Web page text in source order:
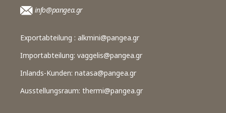
info@pangea.gr
Exportabteilung : alkmini@pangea.gr
Importabteilung: vaggelis@pangea.gr
Inlands-Kunden: natasa@pangea.gr
Ausstellungsraum: thermi@pangea.gr